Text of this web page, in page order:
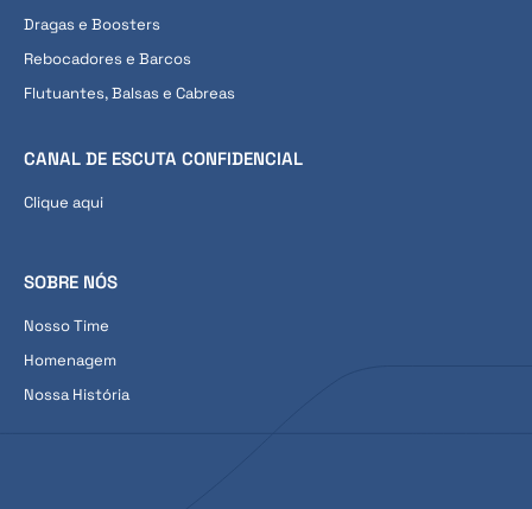
Dragas e Boosters
Rebocadores e Barcos
Flutuantes, Balsas e Cabreas
CANAL DE ESCUTA CONFIDENCIAL
Clique aqui
SOBRE NÓS
Nosso Time
Homenagem
Nossa História